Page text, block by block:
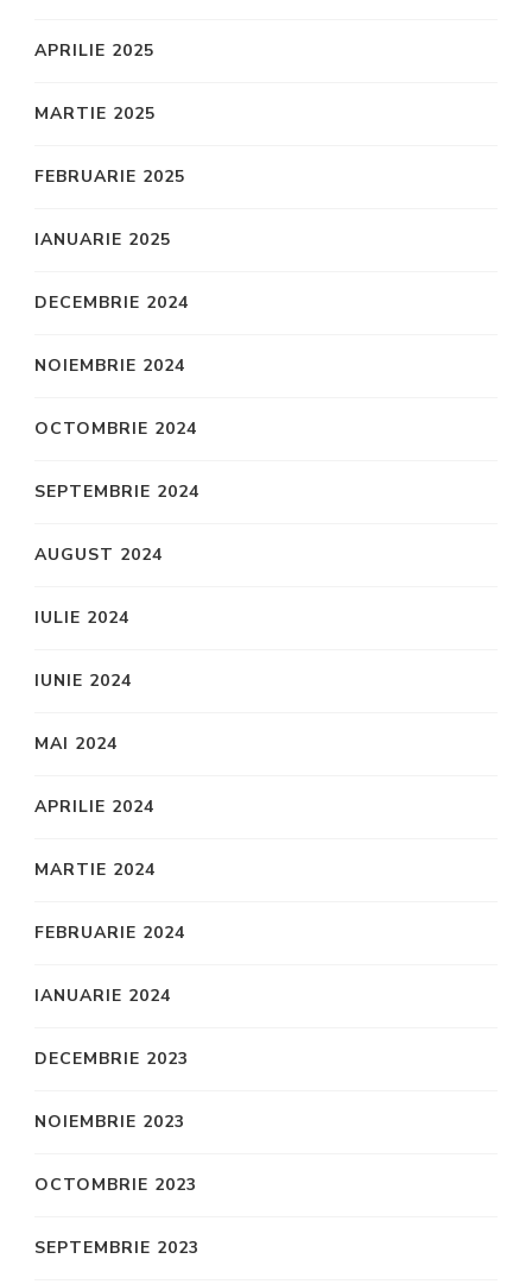
APRILIE 2025
MARTIE 2025
FEBRUARIE 2025
IANUARIE 2025
DECEMBRIE 2024
NOIEMBRIE 2024
OCTOMBRIE 2024
SEPTEMBRIE 2024
AUGUST 2024
IULIE 2024
IUNIE 2024
MAI 2024
APRILIE 2024
MARTIE 2024
FEBRUARIE 2024
IANUARIE 2024
DECEMBRIE 2023
NOIEMBRIE 2023
OCTOMBRIE 2023
SEPTEMBRIE 2023